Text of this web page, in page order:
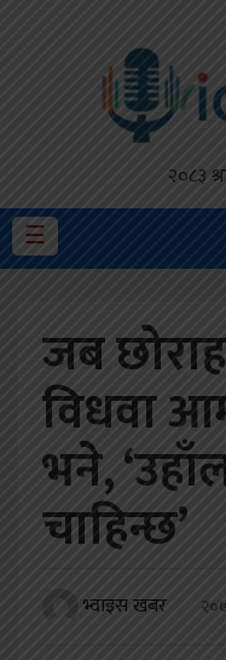
२०८३
☰
मैथिली
प्रदेश
राजनीति
जब
विधवा
भने,
चाहिन्छ’
भ्वाइस खबर